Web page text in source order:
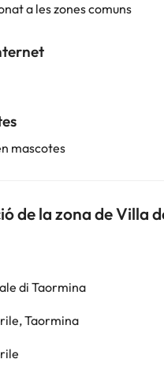
a les zones comuns
mascotes
de la zona de Villa
di Taormina
Taormina